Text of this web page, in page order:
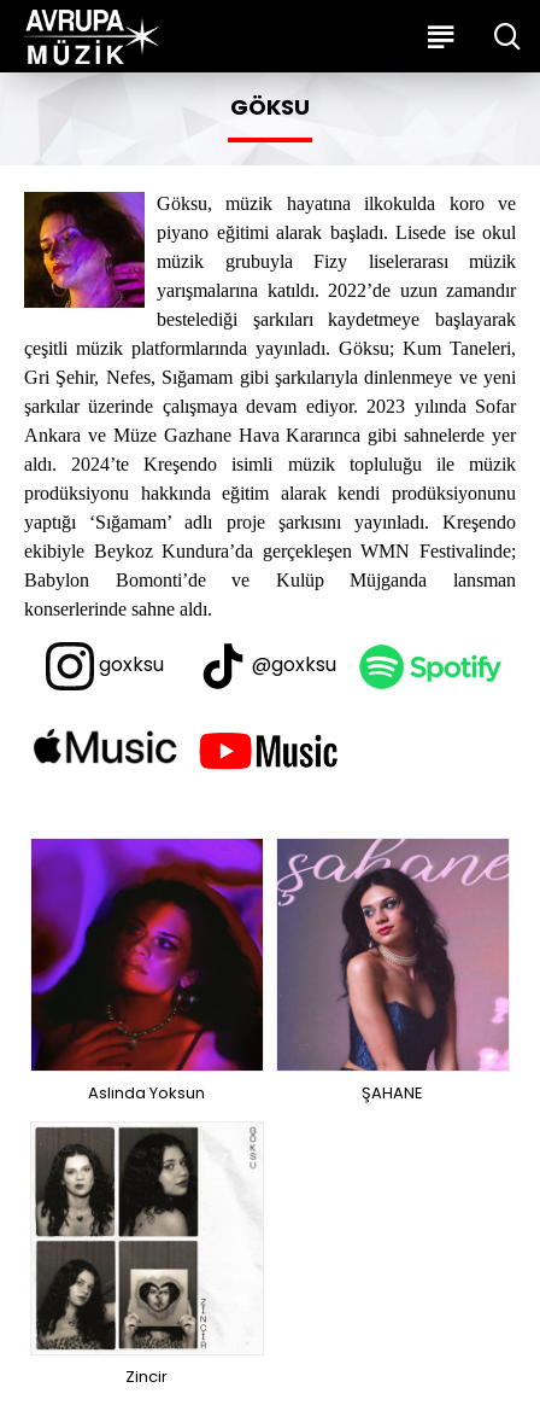
GÖKSU
Göksu, müzik hayatına ilkokulda koro ve
piyano eğitimi alarak başladı. Lisede ise okul
müzik grubuyla Fizy liselerarası müzik
yarışmalarına katıldı. 2022’de uzun zamandır
bestelediği şarkıları kaydetmeye başlayarak
çeşitli müzik platformlarında yayınladı. Göksu; Kum Taneleri,
Gri Şehir, Nefes, Sığamam gibi şarkılarıyla dinlenmeye ve yeni
şarkılar üzerinde çalışmaya devam ediyor. 2023 yılında Sofar
Ankara ve Müze Gazhane Hava Kararınca gibi sahnelerde yer
aldı. 2024’te Kreşendo isimli müzik topluluğu ile müzik
prodüksiyonu hakkında eğitim alarak kendi prodüksiyonunu
yaptığı ‘Sığamam’ adlı proje şarkısını yayınladı. Kreşendo
ekibiyle Beykoz Kundura’da gerçekleşen WMN Festivalinde;
Babylon Bomonti’de ve Kulüp Müjganda lansman
konserlerinde sahne aldı.
goxksu @goxksu
Aslında Yoksun ŞAHANE
Zincir